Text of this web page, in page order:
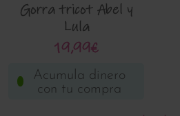
Gorra tricot Abel y
Lula
19,99€
Acumula dinero
con tu compra